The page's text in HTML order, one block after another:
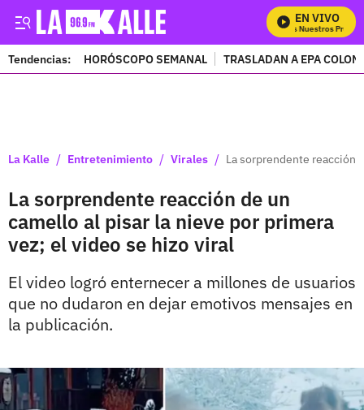
EN VIVO
Mira Todos Nuestros
Tendencias: HORÓSCOPO SEMANAL TRASLADAN A EPA
La Kalle / Entretenimiento / Virales / La sorprendente reacción
La sorprendente reacción de un
camello al pisar la nieve por primera
vez; el video se hizo viral
El video logró enternecer a millones de usuarios
que no dudaron en dejar emotivos mensajes en
la publicación.